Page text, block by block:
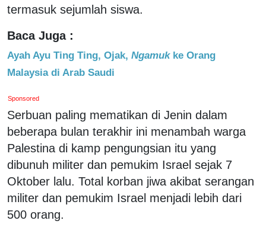
termasuk sejumlah siswa.
Baca Juga :
Ayah Ayu Ting Ting, Ojak, Ngamukke Orang
Malaysia di Arab Saudi
Sponsored
Serbuan paling mematikan di Jenin dalam
beberapa bulan terakhir ini menambah warga
Palestina di kamp pengungsian itu yang
dibunuh militer dan pemukim Israel sejak 7
Oktober lalu. Total korban jiwa akibat serangan
militer dan pemukim Israel menjadi lebih dari
500 orang.